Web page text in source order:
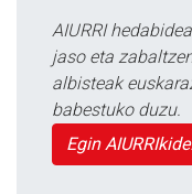
AIURRI
jaso eta
albisteak
babestuko duzu.
Egin